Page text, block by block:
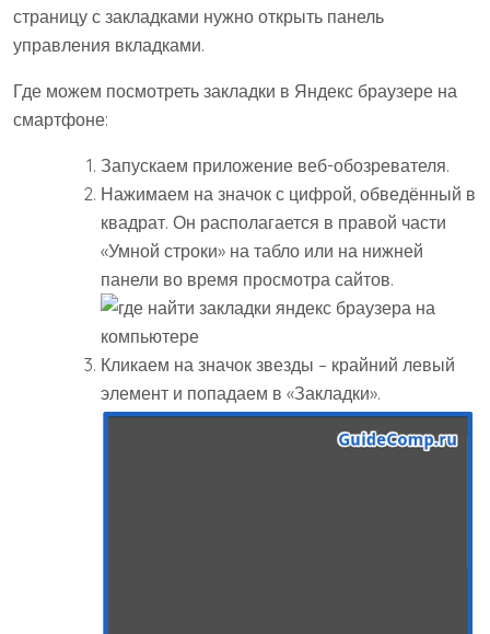
страницу с закладками нужно открыть панель
управления вкладками.
Где можем посмотреть закладки в Яндекс браузере на
смартфоне:
Запускаем приложение веб-обозревателя.
Нажимаем на значок с цифрой, обведённый в
квадрат. Он располагается в правой части
«Умной строки» на табло или на нижней
панели во время просмотра сайтов.
Кликаем на значок звезды – крайний левый
элемент и попадаем в «Закладки».